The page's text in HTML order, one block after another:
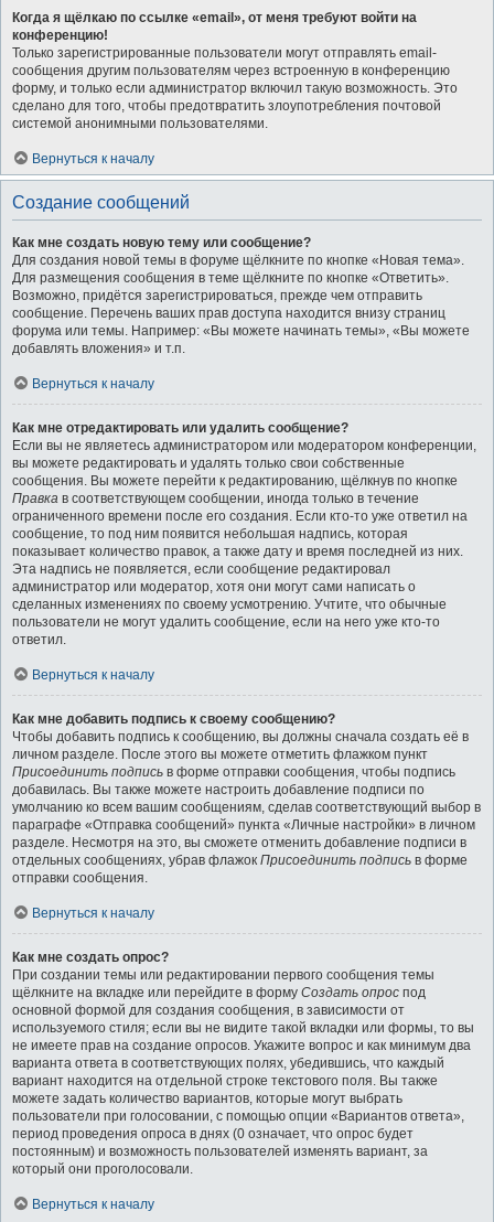
Когда я щёлкаю по ссылке «email», от меня требуют войти на
конференцию!
Только зарегистрированные пользователи могут отправлять email-
сообщения другим пользователям через встроенную в конференцию
форму, и только если администратор включил такую возможность. Это
сделано для того, чтобы предотвратить злоупотребления почтовой
системой анонимными пользователями.
Вернуться к началу
Создание сообщений
Как мне создать новую тему или сообщение?
Для создания новой темы в форуме щёлкните по кнопке «Новая тема».
Для размещения сообщения в теме щёлкните по кнопке «Ответить».
Возможно, придётся зарегистрироваться, прежде чем отправить
сообщение. Перечень ваших прав доступа находится внизу страниц
форума или темы. Например: «Вы можете начинать темы», «Вы можете
добавлять вложения» и т.п.
Вернуться к началу
Как мне отредактировать или удалить сообщение?
Если вы не являетесь администратором или модератором конференции,
вы можете редактировать и удалять только свои собственные
сообщения. Вы можете перейти к редактированию, щёлкнув по кнопке
Правка в соответствующем сообщении, иногда только в течение
ограниченного времени после его создания. Если кто-то уже ответил на
сообщение, то под ним появится небольшая надпись, которая
показывает количество правок, а также дату и время последней из них.
Эта надпись не появляется, если сообщение редактировал
администратор или модератор, хотя они могут сами написать о
сделанных изменениях по своему усмотрению. Учтите, что обычные
пользователи не могут удалить сообщение, если на него уже кто-то
ответил.
Вернуться к началу
Как мне добавить подпись к своему сообщению?
Чтобы добавить подпись к сообщению, вы должны сначала создать её в
личном разделе. После этого вы можете отметить флажком пункт
Присоединить подпись в форме отправки сообщения, чтобы подпись
добавилась. Вы также можете настроить добавление подписи по
умолчанию ко всем вашим сообщениям, сделав соответствующий выбор в
параграфе «Отправка сообщений» пункта «Личные настройки» в личном
разделе. Несмотря на это, вы сможете отменить добавление подписи в
отдельных сообщениях, убрав флажок Присоединить подпись в форме
отправки сообщения.
Вернуться к началу
Как мне создать опрос?
При создании темы или редактировании первого сообщения темы
щёлкните на вкладке или перейдите в форму Создать опрос под
основной формой для создания сообщения, в зависимости от
используемого стиля; если вы не видите такой вкладки или формы, то вы
не имеете прав на создание опросов. Укажите вопрос и как минимум два
варианта ответа в соответствующих полях, убедившись, что каждый
вариант находится на отдельной строке текстового поля. Вы также
можете задать количество вариантов, которые могут выбрать
пользователи при голосовании, с помощью опции «Вариантов ответа»,
период проведения опроса в днях (0 означает, что опрос будет
постоянным) и возможность пользователей изменять вариант, за
который они проголосовали.
Вернуться к началу